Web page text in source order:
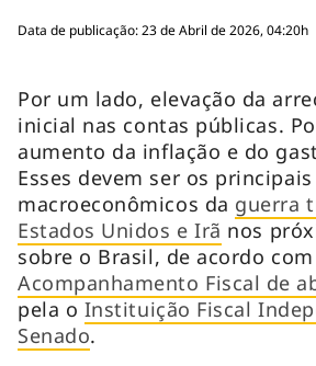
Data de publicação: 23 de Abril de 2026, 04:20h
Por um lado, elevação da
inicial nas contas públicas.
aumento da inflação e do
Esses devem ser os
macroeconômicos da guerra
Estados Unidos e Irã nos
sobre o Brasil, de acordo
Acompanhamento Fiscal de
pela o Instituição Fiscal
Senado.